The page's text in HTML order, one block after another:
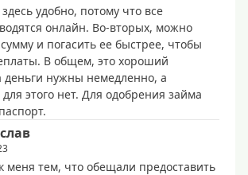
удобно, потому что все
онлайн. Во-вторых, можно
и погасить ее быстрее, чтобы
В общем, это хороший
деньги нужны немедленно, а
этого нет. Для одобрения займа
меня тем, что обещали предоставить